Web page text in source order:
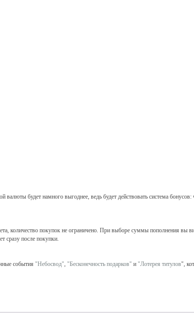
валюты будет намного выгоднее, ведь будет действовать система
количество покупок не ограничено. При выборе суммы пополнения вы
сразу после покупки.
события "Небосвод", "Бесконечность подарков" и "Лотерея титулов",